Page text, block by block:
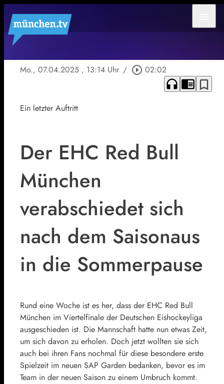
Mo., 07.04.2025 , 13:14 Uhr / play_circle_outline 02:02
headphones chrome_reader_mode bookmark_border
Ein letzter Auftritt
Der EHC Red Bull
München
verabschiedet sich
nach dem Saisonaus
in die Sommerpause
Rund eine Woche ist es her, dass der EHC Red Bull
München im Viertelfinale der Deutschen Eishockeyliga
ausgeschieden ist. Die Mannschaft hatte nun etwas Zeit,
um sich davon zu erholen. Doch jetzt wollten sie sich
auch bei ihren Fans nochmal für diese besondere erste
Spielzeit im neuen SAP Garden bedanken, bevor es im
Team in der neuen Saison zu einem Umbruch kommt.